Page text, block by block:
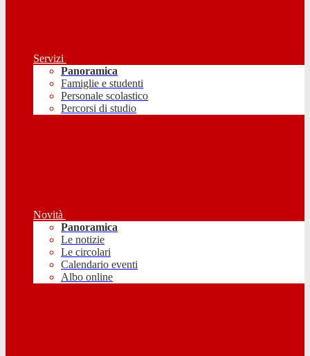
Servizi
Panoramica
Famiglie e studenti
Personale scolastico
Percorsi di studio
Novità
Panoramica
Le notizie
Le circolari
Calendario eventi
Albo online